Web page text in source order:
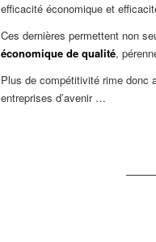
efficacité économique et
Ces dernières permettent non
économique de qualité,
Plus de compétitivité rime donc
entreprises d’avenir …